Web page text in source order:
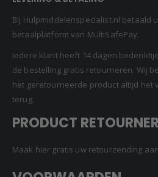
Bij Hulpmiddelenspecialist.nl betaald
betaalplatform van MultiSafePay.
Iedere klant heeft 14 dagen
de bestelling gratis retourneren. Wij
het geretourneerde product altijd het
terug.
PRODUCT
Maak hier gratis uw retourzending